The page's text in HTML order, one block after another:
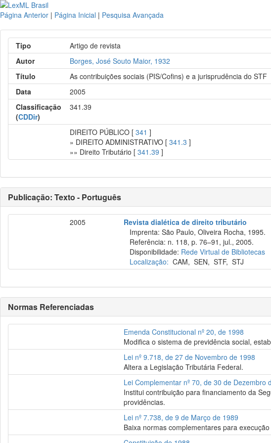
Página Anterior | Página Inicial | Pesquisa Avançada
Tipo
Artigo de revista
Autor
Borges, José Souto Maior, 1932
Título
As contribuições sociais (PIS/Cofins) e a jurisprudência do STF
Data
2005
Classificação
(CDDir)
341.39
DIREITO PÚBLICO [341 ]
» DIREITO ADMINISTRATIVO [341.3 ]
»» Direito Tributário [341.39 ]
Publicação: Texto - Português
2005
Revista dialética de direito tributário
Imprenta: São Paulo, Oliveira Rocha, 1995.
Referência: n. 118, p. 76–91, jul., 2005.
Disponibilidade: Rede Virtual de Bibliotecas
Localização: CAM,SEN,STF,STJ
Normas Referenciadas
Emenda Constitucional nº 20, de 1998
Modifica o sistema de previdência social,
Lei nº 9.718, de 27 de Novembro de 1998
Altera a Legislação Tributária Federal.
Lei Complementar nº 70, de 30 de Dezembro
Institui contribuição para financiamento da
providências.
Lei nº 7.738, de 9 de Março de 1989
Baixa normas complementares para